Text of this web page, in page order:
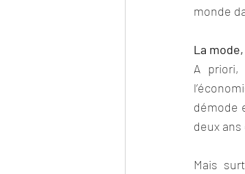
monde
La
A priori,
démode
deux
Mais